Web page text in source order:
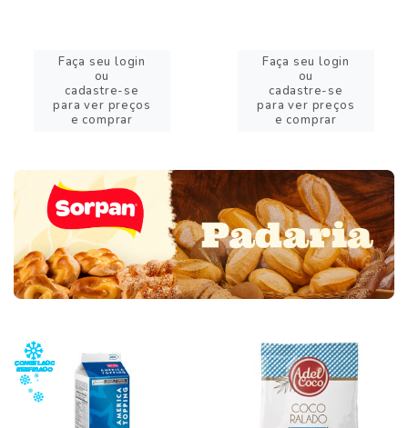
Faça seu login
ou
cadastre-se
para ver preços
e comprar
Faça seu login
ou
cadastre-se
para ver preços
e comprar